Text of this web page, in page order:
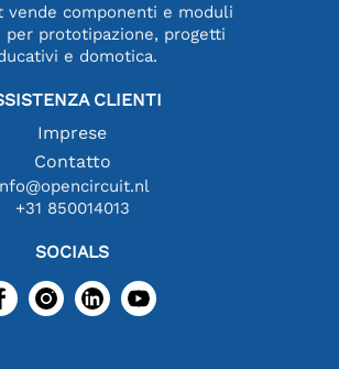
vende componenti e moduli
prototipazione, progetti
e domotica.
CLIENTI
Imprese
Contatto
+31 850014013
SOCIALS